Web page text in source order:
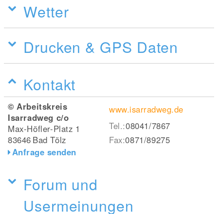
Wetter
Drucken & GPS Daten
Kontakt
© Arbeitskreis
Isarradweg c/o
Max-Höfler-Platz 1
83646 Bad Tölz
Anfrage senden
www.isarradweg.de
Tel.:08041/7867
Fax:0871/89275
Forum und
Usermeinungen